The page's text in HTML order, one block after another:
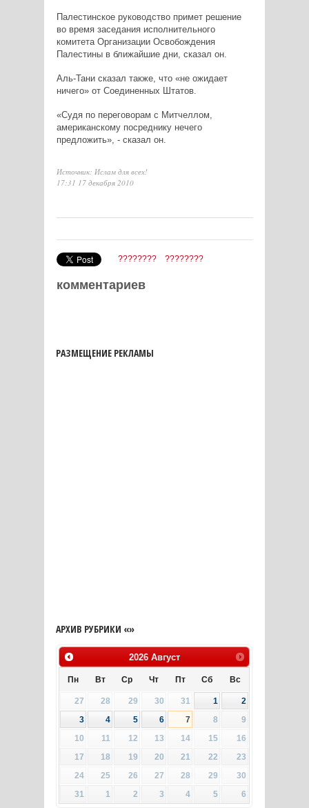
Палестинское руководство примет решение
во время заседания исполнительного
комитета Организации Освобождения
Палестины в ближайшие дни, сказал он.
Аль-Тани сказал также, что «не ожидает
ничего» от Соединенных Штатов.
«Судя по переговорам с Митчеллом,
американскому посреднику нечего
предложить», - сказал он.
Источник: Ислам для всех!
17:31 17 декабря 2010
???????? ????????
комментариев
РАЗМЕЩЕНИЕ РЕКЛАМЫ
АРХИВ РУБРИКИ «»
2026 Август
Пн Вт Ср Чт Пт Сб Вс
27 28 29 30 31 1
2
3
4 5 6 7 8
9
10
11 12 13 14 15
16
17
18 19 20 21 22
23
24
25 26 27 28 29
30
31
1 2 3 4 5 6